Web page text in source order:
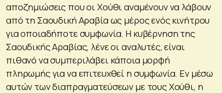
αποζημιώσεις που οι Χούθι αναμένουν να λάβουν
από τη Σαουδική Αραβία ως μέρος ενός κινήτρου
για οποιαδήποτε συμφωνία. Η κυβέρνηση της
Σαουδικής Αραβίας, λένε οι αναλυτές, είναι
πιθανό να συμπεριλάβει κάποια μορφή
πληρωμής για να επιτευχθεί η συμφωνία. Εν μέσω
αυτών των διαπραγματεύσεων με τους Χούθι, η